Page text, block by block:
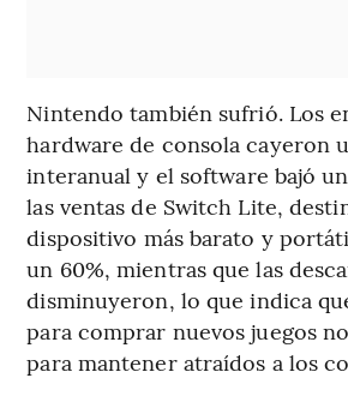
Nintendo también sufrió. Los
hardware de consola cayeron
interanual y el software bajó
las ventas de Switch Lite,
dispositivo más barato y
un 60%, mientras que las
disminuyeron, lo que indica
para comprar nuevos juegos
para mantener atraídos a los